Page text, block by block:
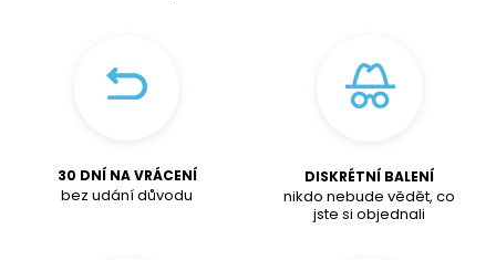
30 DNÍ NA VRÁCENÍ
bez udání důvodu
DISKRÉTNÍ BALENÍ
nikdo nebude vědět, co
jste si objednali